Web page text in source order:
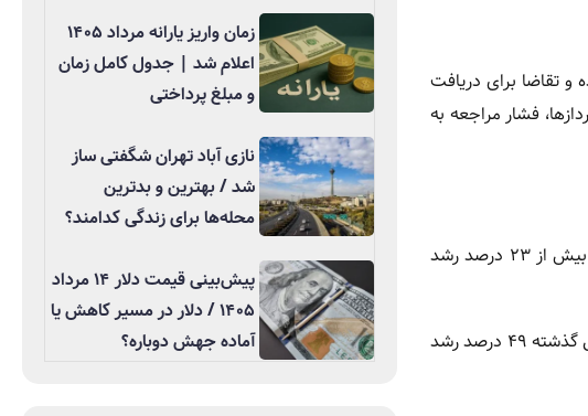
تقاضا برای دریافت
فشار مراجعه به
طبق آخرین آمار منتشرشده از سوی بانک مرکزی، اسکناس و مسکوکات در دست اشخاص در هشت ماه نخست سال جاری بیش از ۲۳ درصد رشد
همچنین بانک مرکزی اعلام کرده است که در آبان‌ماه سال جاری، میزان اسکناس و مسکوکات در دست مردم نسبت به آبان سال گذشته ۴۹ درصد رشد
زمان واریز یارانه مرداد ۱۴۰۵
اعلام شد | جدول کامل زمان
و مبلغ پرداختی
نازی آباد تهران شگفتی ساز
شد / بهترین و بدترین
محله‌ها برای زندگی کدامند؟
پیش‌بینی قیمت دلار ۱۴ مرداد
۱۴۰۵ / دلار در مسیر کاهش یا
آماده جهش دوباره؟